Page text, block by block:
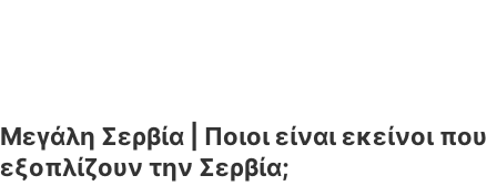
Μεγάλη Σερβία | Ποιοι είναι εκείνοι που
εξοπλίζουν την Σερβία;